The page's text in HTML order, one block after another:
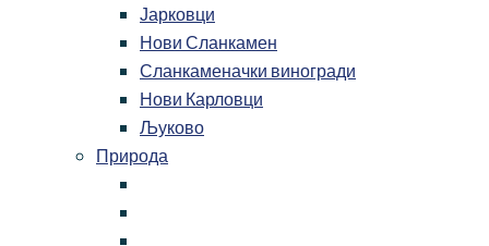
Јарковци
Нови Сланкамен
Сланкаменачки виногради
Нови Карловци
Љуково
Природа